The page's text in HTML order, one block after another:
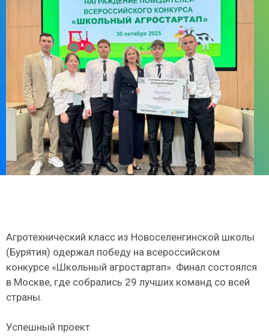
Агротехнический класс из Новоселенгинской школы
(Бурятия) одержал победу на всероссийском
конкурсе «Школьный агростартап». Финал состоялся
в Москве, где собрались 29 лучших команд со всей
страны.
Успешный проект